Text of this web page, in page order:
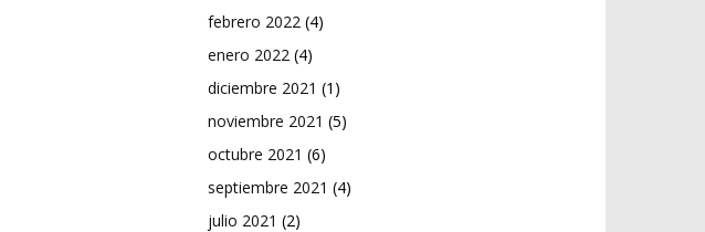
febrero 2022 (4)
enero 2022 (4)
diciembre 2021 (1)
noviembre 2021 (5)
octubre 2021 (6)
septiembre 2021 (4)
julio 2021 (2)